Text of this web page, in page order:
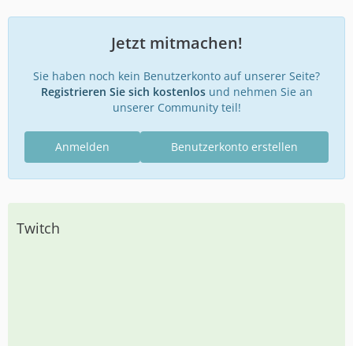
Jetzt mitmachen!
Sie haben noch kein Benutzerkonto auf unserer Seite?
Registrieren Sie sich kostenlosund nehmen Sie an
unserer Community teil!
Benutzerkonto erstellen
Anmelden
Twitch